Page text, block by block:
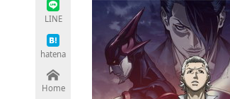
ちょっと気になるネットの話題
LINE
hatena
Home